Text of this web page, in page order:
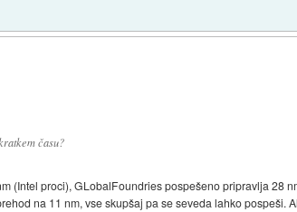
času?
(Intel proci), GLobalFoundries pospešeno pripravlja 28
na 11 nm, vse skupšaj pa se seveda lahko pospeši.